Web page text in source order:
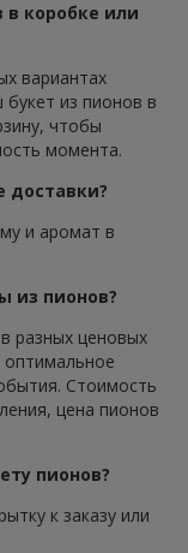
в коробке или
вариантах
из пионов в
чтобы
момента.
доставки?
и аромат в
из пионов?
разных ценовых
Стоимость
цена пионов
пионов?
к заказу или